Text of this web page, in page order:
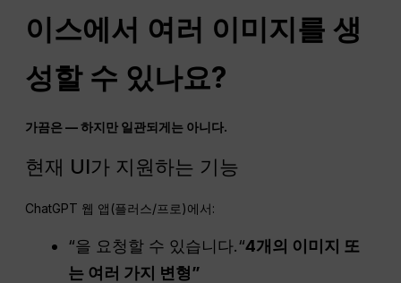
이스에서 여러 이미지를 생
성할 수 있나요?
가끔은 — 하지만 일관되게는 아니다.
현재 UI가 지원하는 기능
ChatGPT 웹 앱(플러스/프로)에서:
“을 요청할 수 있습니다.“4개의 이미지 또
는 여러 가지 변형”